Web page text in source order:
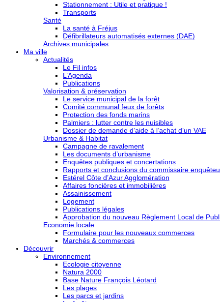
Stationnement : Utile et pratique !
Transports
Santé
La santé à Fréjus
Défibrillateurs automatisés externes (DAE)
Archives municipales
Ma ville
Actualités
Le Fil infos
L’Agenda
Publications
Valorisation & préservation
Le service municipal de la forêt
Comité communal feux de forêts
Protection des fonds marins
Palmiers : lutter contre les nuisibles
Dossier de demande d’aide à l’achat d’un VAE
Urbanisme & Habitat
Campagne de ravalement
Les documents d’urbanisme
Enquêtes publiques et concertations
Rapports et conclusions du commissaire
Estérel Côte d’Azur Agglomération
Affaires foncières et immobilières
Assainissement
Logement
Publications légales
Approbation du nouveau Règlement Local de
Economie locale
Formulaire pour les nouveaux commerces
Marchés & commerces
Découvrir
Environnement
Ecologie citoyenne
Natura 2000
Base Nature François Léotard
Les plages
Les parcs et jardins